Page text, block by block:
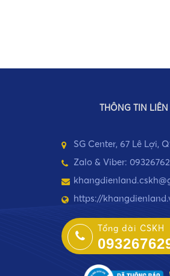
THÔNG TIN LIÊN
SG Center, 67 Lê Lợi,
Zalo & Viber:
https://
Tổng đài CSKH